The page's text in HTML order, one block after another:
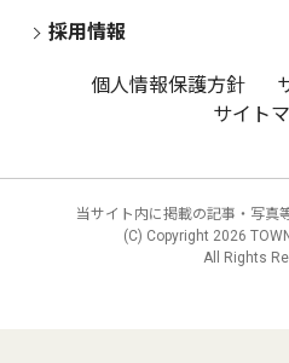
採用情報
個人情報保護方針
サイト
当サイト内に掲載の記事・写真
(C) Copyright 2026
All Rights